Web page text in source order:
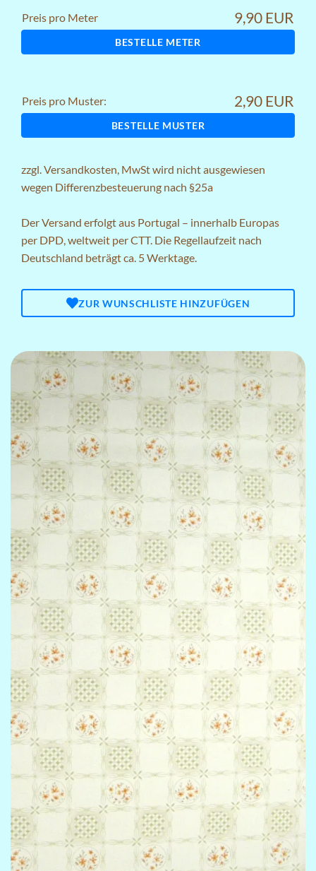
Preis pro Meter 9,90 EUR
BESTELLE METER
Preis pro Muster: 2,90 EUR
BESTELLE MUSTER
zzgl.Versandkosten, MwSt wird nicht ausgewiesen
wegen Differenzbesteuerung nach §25a
Der Versand erfolgt aus Portugal – innerhalb Europas
per DPD, weltweit per CTT. Die Regellaufzeit nach
Deutschland beträgt ca. 5 Werktage.
ZUR WUNSCHLISTE HINZUFÜGEN